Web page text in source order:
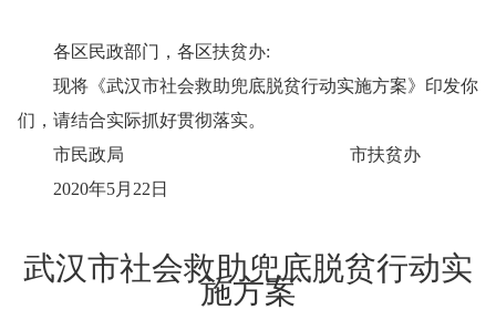
各区民政部门，各区扶贫办:
现将《武汉市社会救助兜底脱贫行动实施方案》印发你
们，请结合实际抓好贯彻落实。
市民政局 市扶贫办
2020年5月 22 日
武汉市社会救助兜底脱贫行动实
施方案